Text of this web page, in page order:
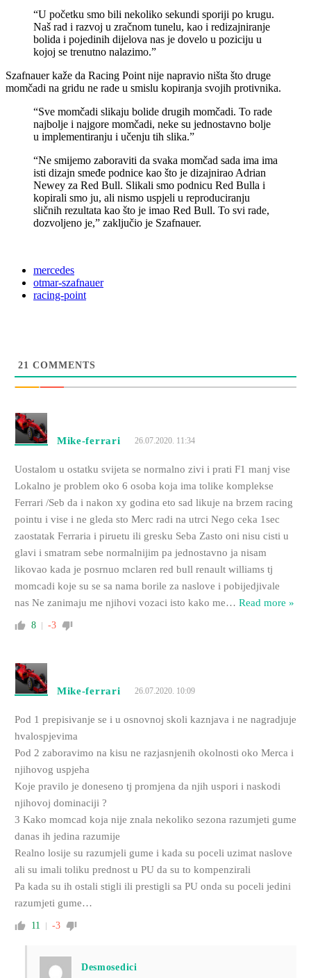
“U početku smo bili nekoliko sekundi sporiji po krugu.
Naš rad i razvoj u zračnom tunelu, kao i redizajniranje
bolida i pojedinih dijelova nas je dovelo u poziciju u
kojoj se trenutno nalazimo.”
Szafnauer kaže da Racing Point nije napravio ništa što druge
momčadi na gridu ne rade u smislu kopiranja svojih protivnika.
“Sve momčadi slikaju bolide drugih momčadi. To rade
najbolje i najgore momčadi, neke su jednostavno bolje
u implementiranju i učenju tih slika.”
“Ne smijemo zaboraviti da svaka momčad sada ima ima
isti dizajn smeđe podnice kao što je dizajnirao Adrian
Newey za Red Bull. Slikali smo podnicu Red Bulla i
kopirali smo ju, ali nismo uspjeli u reproduciranju
sličnih rezultata kao što je imao Red Bull. To svi rade,
dozvoljeno je,” zaključio je Szafnauer.
mercedes
otmar-szafnauer
racing-point
21 COMMENTS
Mike-ferrari 26.07.2020. 11:34
Uostalom u ostatku svijeta se normalno zivi i prati F1 manj vise
Lokalno je problem oko 6 osoba koja ima tolike komplekse
Ferrari /Seb da i nakon xy godina eto sad likuje na brzem racing
pointu i vise i ne gleda sto Merc radi na utrci Nego ceka 1sec
zaostatak Ferraria i piruetu ili gresku Seba Zasto oni nisu cisti u
glavi i smatram sebe normalnijim pa jednostavno ja nisam
likovao kada je posrnuo mclaren red bull renault williams tj
momcadi koje su se sa nama borile za naslove i pobijedjivale
nas Ne zanimaju me njihovi vozaci isto kako me… Read more »
8 -3
Mike-ferrari 26.07.2020. 10:09
Pod 1 prepisivanje se i u osnovnoj skoli kaznjava i ne nagradjuje
hvalospjevima
Pod 2 zaboravimo na kisu ne razjasnjenih okolnosti oko Merca i
njihovog uspjeha
Koje pravilo je doneseno tj promjena da njih uspori i naskodi
njihovoj dominaciji ?
3 Kako momcad koja nije znala nekoliko sezona razumjeti gume
danas ih jedina razumije
Realno losije su razumjeli gume i kada su poceli uzimat naslove
ali su imali toliku prednost u PU da su to kompenzirali
Pa kada su ih ostali stigli ili prestigli sa PU onda su poceli jedini
razumjeti gume…
11 -3
Desmosedici